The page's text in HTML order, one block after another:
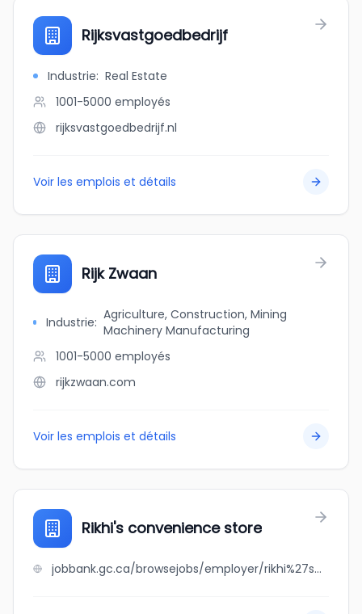
Rijksvastgoedbedrijf
Industrie: Real Estate
1001-5000 employés
rijksvastgoedbedrijf.nl
Voir les emplois et détails
Rijk Zwaan
Industrie: Agriculture, Construction, Mining
Machinery Manufacturing
1001-5000 employés
rijkzwaan.com
Voir les emplois et détails
Rikhi's convenience store
jobbank.gc.ca/browsejobs/employer/rikhi%27s+convenience+store/ca